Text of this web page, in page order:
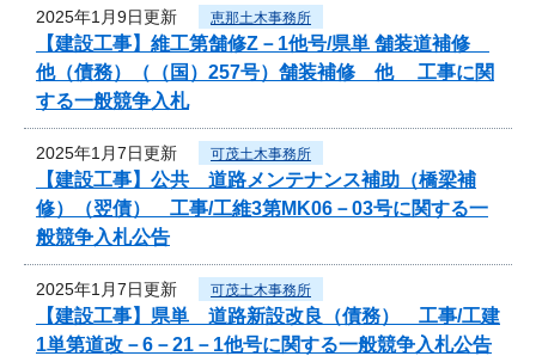
2025年1月9日更新 恵那土木事務所
【建設工事】維工第舗修Z－1他号/県単 舗装道補修
他（債務）（（国）257号）舗装補修 他 工事に関
する一般競争入札
2025年1月7日更新 可茂土木事務所
【建設工事】公共 道路メンテナンス補助（橋梁補
修）（翌債） 工事/工維3第MK06－03号に関する一
般競争入札公告
2025年1月7日更新 可茂土木事務所
【建設工事】県単 道路新設改良（債務） 工事/工建
1単第道改－6－21－1他号に関する一般競争入札公告